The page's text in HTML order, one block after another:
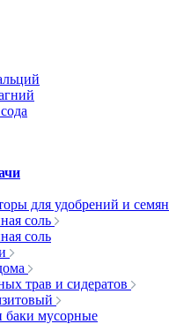
для удобрений и семян
соль
соль
трав и сидератов
баки мусорные